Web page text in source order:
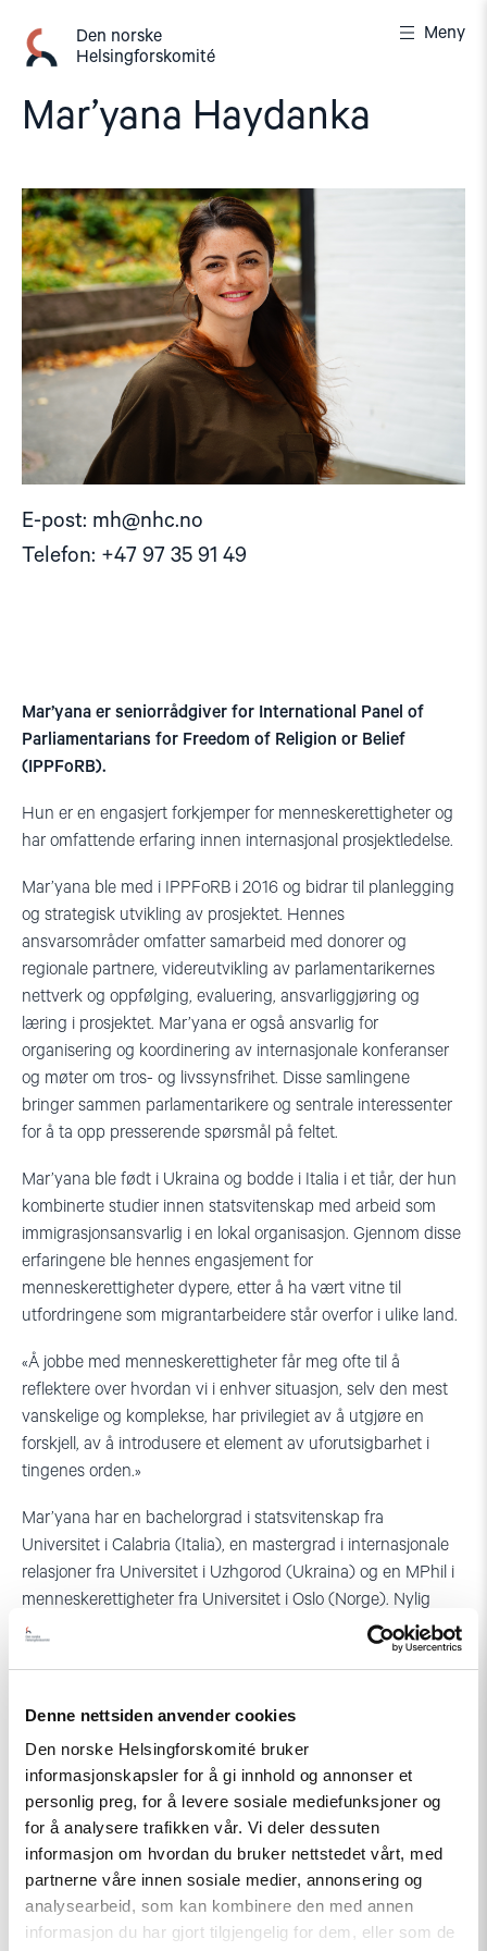
Denne nettsiden anvender cookies
Den norske Helsingforskomité bruker
informasjonskapsler for å gi innhold og annonser et
personlig preg, for å levere sosiale mediefunksjoner og
for å analysere trafikken vår. Vi deler dessuten
informasjon om hvordan du bruker nettstedet vårt, med
partnerne våre innen sosiale medier, annonsering og
analysearbeid, som kan kombinere den med annen
informasjon du har gjort tilgjengelig for dem, eller som de
innhold
Den norske
Helsingforskomité
Meny
Mar’yana Haydanka
E-post: mh@nhc.no
Telefon: +47 97 35 91 49
Mar’yana er seniorrådgiver for International Panel of
Parliamentarians for Freedom of Religion or Belief
(IPPFoRB).
Hun er en engasjert forkjemper for menneskerettigheter og
har omfattende erfaring innen internasjonal prosjektledelse.
Mar’yana ble med i IPPFoRB i 2016 og bidrar til planlegging
og strategisk utvikling av prosjektet. Hennes
ansvarsområder omfatter samarbeid med donorer og
regionale partnere, videreutvikling av parlamentarikernes
nettverk og oppfølging, evaluering, ansvarliggjøring og
læring i prosjektet. Mar’yana er også ansvarlig for
organisering og koordinering av internasjonale konferanser
og møter om tros- og livssynsfrihet. Disse samlingene
bringer sammen parlamentarikere og sentrale interessenter
for å ta opp presserende spørsmål på feltet.
Mar’yana ble født i Ukraina og bodde i Italia i et tiår, der hun
kombinerte studier innen statsvitenskap med arbeid som
immigrasjonsansvarlig i en lokal organisasjon. Gjennom disse
erfaringene ble hennes engasjement for
menneskerettigheter dypere, etter å ha vært vitne til
utfordringene som migrantarbeidere står overfor i ulike land.
«Å jobbe med menneskerettigheter får meg ofte til å
reflektere over hvordan vi i enhver situasjon, selv den mest
vanskelige og komplekse, har privilegiet av å utgjøre en
forskjell, av å introdusere et element av uforutsigbarhet i
tingenes orden.»
Mar’yana har en bachelorgrad i statsvitenskap fra
Universitet i Calabria (Italia), en mastergrad i internasjonale
relasjoner fra Universitet i Uzhgorod (Ukraina) og en MPhil i
menneskerettigheter fra Universitet i Oslo (Norge). Nylig
fullførte hun Executive Master-kurs i prosjektledelse ved
Oslo Business School BI, noe som ytterligere styrket hennes
I tillegg til ukrainsk og russisk, snakker Mar’yana flytende
italiensk og engelsk. Hun jobber også kontinuerlig med å
finpusse sine norskkunnskaper.
Å bruke læring fra menneskerettighets- og
utviklingsprosjekter for å forsterke deres positive innvirkning
på samfunn og enkeltpersoner, driver hennes personlige og
faglige vekst på dette feltet.